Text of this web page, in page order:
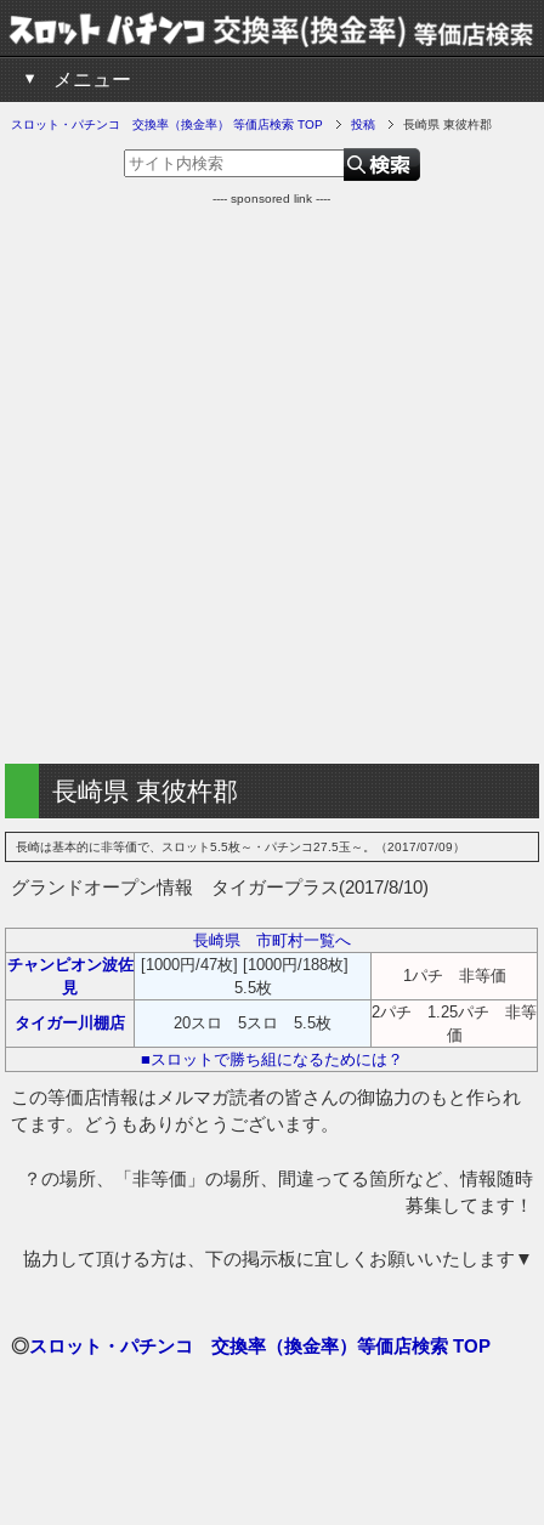
メニュー
スロット・パチンコ 交換率（換金率） 等価店検索 TOP 投稿 長崎県 東彼杵郡
---- sponsored link ----
長崎県 東彼杵郡
長崎は基本的に非等価で、スロット5.5枚～・パチンコ27.5玉～。（2017/07/09）
グランドオープン情報 タイガープラス(2017/8/10)
長崎県 市町村一覧へ
チャンピオン波佐
見
[1000円/47枚] [1000円/188枚]
5.5枚
1パチ 非等価
タイガー川棚店 20スロ 5スロ 5.5枚
2パチ 1.25パチ 非等
価
■スロットで勝ち組になるためには？
この等価店情報はメルマガ読者の皆さんの御協力のもと作られ
てます。どうもありがとうございます。
？の場所、「非等価」の場所、間違ってる箇所など、情報随時
募集してます！
協力して頂ける方は、下の掲示板に宜しくお願いいたします▼
◎スロット・パチンコ 交換率（換金率）等価店検索 TOP